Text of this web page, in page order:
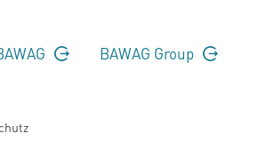
BAWAG Group